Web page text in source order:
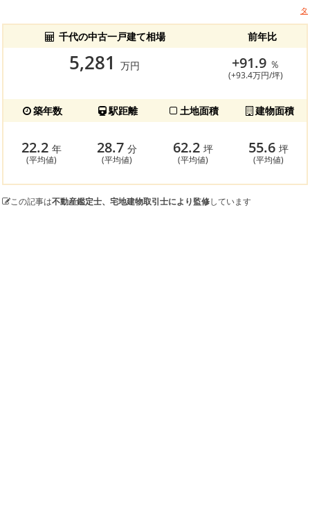
タ
千代の中古一戸建て相場 前年比
5,281 万円 +91.9 ％
(+93.4万円/坪)
築年数 駅距離 土地面積 建物面積
22.2 年
(平均値)
28.7分
(平均値)
62.2 坪
(平均値)
55.6坪
(平均値)
この記事は不動産鑑定士、宅地建物取引士により監修しています